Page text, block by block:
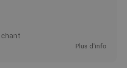
chant
Plus d'info